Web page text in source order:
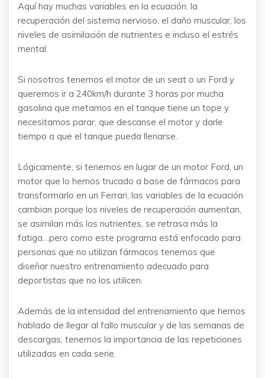
Aquí hay muchas variables en la ecuación: la
recuperación del sistema nervioso, el daño muscular, los
niveles de asimilación de nutrientes e incluso el estrés
mental.
Si nosotros tenemos el motor de un seat o un Ford y
queremos ir a 240km/h durante 3 horas por mucha
gasolina que metamos en el tanque tiene un tope y
necesitamos parar, que descanse el motor y darle
tiempo a que el tanque pueda llenarse.
Lógicamente, si tenemos en lugar de un motor Ford, un
motor que lo hemos trucado a base de fármacos para
transformarlo en un Ferrari, las variables de la ecuación
cambian porque los niveles de recuperación aumentan,
se asimilan más los nutrientes, se retrasa más la
fatiga…pero como este programa está enfocado para
personas que no utilizan fármacos tenemos que
diseñar nuestro entrenamiento adecuado para
deportistas que no los utilicen.
Además de la intensidad del entrenamiento que hemos
hablado de llegar al fallo muscular y de las semanas de
descargas, tenemos la importancia de las repeticiones
utilizadas en cada serie.